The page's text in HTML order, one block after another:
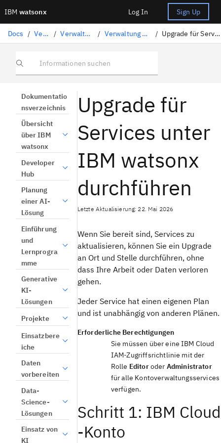
IBM watsonx Log In Sign Up
Docs / Verwaltung / Verwaltung unter IBM Cloud / Verwaltung der Plattform auf IBM Cloud / Upgrade für Services auf der Plattform durchführen
Informationen suchen
Dokumentatio
nsverzeichnis
Übersicht
über IBM
watsonx
Developer
Hub
Planung
einer AI-
Lösung
Einführung
und
Lernprogra
mme
Generative
KI-
Lösungen
Projekte
Einsatzbere
iche
Daten
vorbereiten
Data-
Science-
Lösungen
Einsatz von
KI
Upgrade für
Services unter
IBM watsonx
durchführen
Letzte Aktualisierung: 22. Mai 2026
Wenn Sie bereit sind, Services zu
aktualisieren, können Sie ein Upgrade
an Ort und Stelle durchführen, ohne
dass Ihre Arbeit oder Daten verloren
gehen.
Jeder Service hat einen eigenen Plan
und ist unabhängig von anderen Plänen.
Erforderliche Berechtigungen
Sie müssen über eine IBM Cloud
IAM-Zugriffsrichtlinie mit der
Rolle Editoroder Administrator
für alle Kontoverwaltungsservices
verfügen.
Schritt 1: IBM Cloud
-Konto